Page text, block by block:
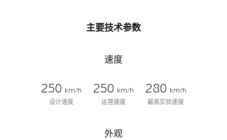
主要技术参数
速度
250
km/h
设计速度
250
km/h
运营速度
280
km/h
最高实验速度
外观